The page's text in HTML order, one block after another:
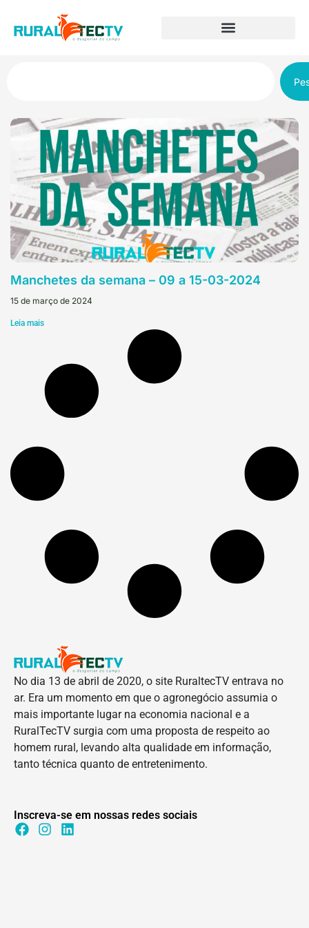
Manchetes da semana – 09 a 15-03-2024
15 de março de 2024
Leia mais
No dia 13 de abril de 2020, o site RuraltecTV entrava no
ar. Era um momento em que o agronegócio assumia o
mais importante lugar na economia nacional e a
RuralTecTV surgia com uma proposta de respeito ao
homem rural, levando alta qualidade em informação,
tanto técnica quanto de entretenimento.
Inscreva-se em nossas redes sociais